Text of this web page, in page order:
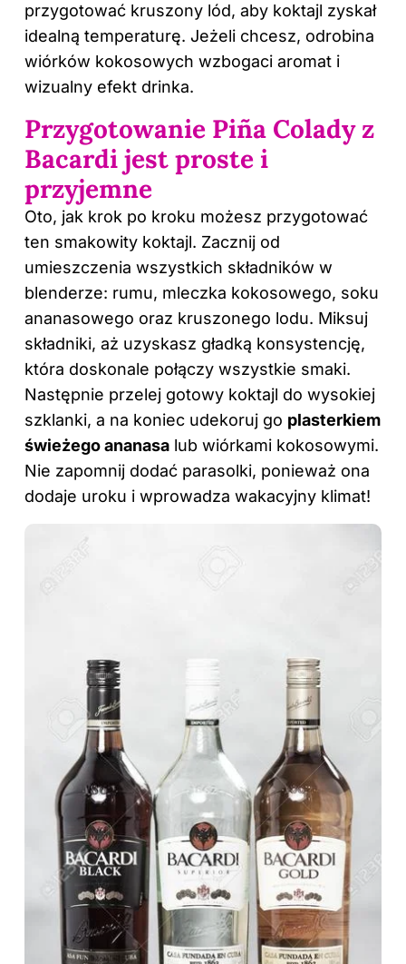
przygotować kruszony lód, aby koktajl zyskał
idealną temperaturę. Jeżeli chcesz, odrobina
wiórków kokosowych wzbogaci aromat i
wizualny efekt drinka.
Przygotowanie Piña Colady z
Bacardi jest proste i
przyjemne
Oto, jak krok po kroku możesz przygotować
ten smakowity koktajl. Zacznij od
umieszczenia wszystkich składników w
blenderze: rumu, mleczka kokosowego, soku
ananasowego oraz kruszonego lodu. Miksuj
składniki, aż uzyskasz gładką konsystencję,
która doskonale połączy wszystkie smaki.
Następnie przelej gotowy koktajl do wysokiej
szklanki, a na koniec udekoruj go plasterkiem
świeżego ananasa lub wiórkami kokosowymi.
Nie zapomnij dodać parasolki, ponieważ ona
dodaje uroku i wprowadza wakacyjny klimat!